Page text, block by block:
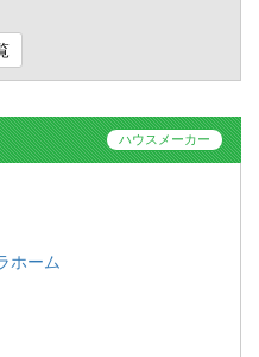
ハウスメーカー